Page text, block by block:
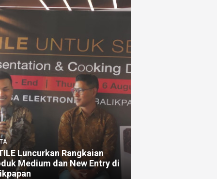
Luncurkan Rangkaian
Medium dan New Entry di